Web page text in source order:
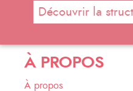
Découvrir la
À PROPOS
À propos